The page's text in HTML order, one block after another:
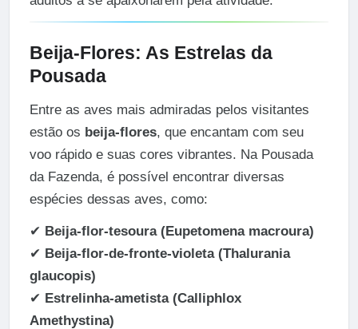
Beija-Flores: As Estrelas da
Pousada
Entre as aves mais admiradas pelos visitantes
estão os beija-flores, que encantam com seu
voo rápido e suas cores vibrantes. Na Pousada
da Fazenda, é possível encontrar diversas
espécies dessas aves, como:
✔ Beija-flor-tesoura (Eupetomena macroura)
✔ Beija-flor-de-fronte-violeta (Thalurania
glaucopis)
✔ Estrelinha-ametista (Calliphlox
Amethystina)